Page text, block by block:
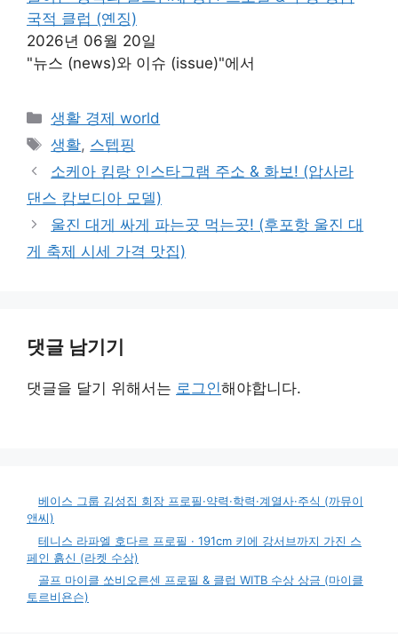
국적 클럽 (옌징)
2026년 06월 20일
"뉴스 (news)와 이슈 (issue)"에서
카
테
고
리
생활 경제 world
태
그
생활, 스텝핑
소케아 킴랑 인스타그램 주소 & 화보! (압사라
댄스 캄보디아 모델)
울진 대게 싸게 파는곳 먹는곳! (후포항 울진 대
게 축제 시세 가격 맛집)
댓글 남기기
댓글을 달기 위해서는 로그인해야합니다.
베이스 그룹 김성집 회장 프로필·약력·학력·계열사·주식 (까뮤이
앤씨)
테니스 라파엘 호다르 프로필 · 191cm 키에 강서브까지 가진 스
페인 흙신 (라켓 수상)
골프 마이클 쏘비오른센 프로필 & 클럽 WITB 수상 상금 (마이클
토르비욘슨)